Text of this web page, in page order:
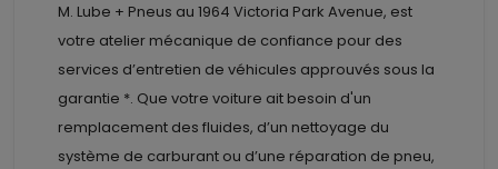
M. Lube + Pneus au 1964 Victoria Park Avenue, est
votre atelier mécanique de confiance pour des
services d’entretien de véhicules approuvés sous la
garantie *. Que votre voiture ait besoin d'un
remplacement des fluides, d’un nettoyage du
système de carburant ou d’une réparation de pneu,